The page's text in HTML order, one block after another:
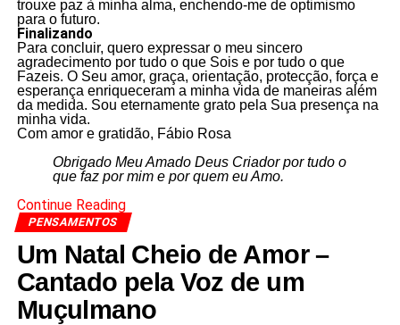
trouxe paz à minha alma, enchendo-me de optimismo
para o futuro.
Finalizando
Para concluir, quero expressar o meu sincero
agradecimento por tudo o que Sois e por tudo o que
Fazeis. O Seu amor, graça, orientação, protecção, força e
esperança enriqueceram a minha vida de maneiras além
da medida. Sou eternamente grato pela Sua presença na
minha vida.
Com amor e gratidão, Fábio Rosa
Obrigado Meu Amado Deus Criador por tudo o
que faz por mim e por quem eu Amo.
Continue Reading
PENSAMENTOS
Um Natal Cheio de Amor –
Cantado pela Voz de um
Muçulmano